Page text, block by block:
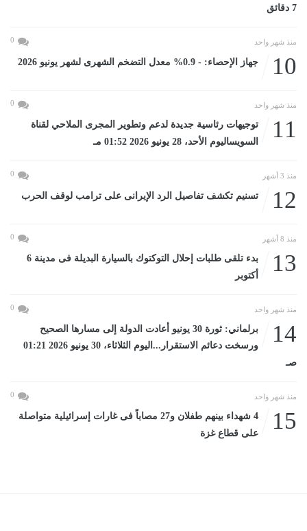
7 دقائق
منذ شهر واحد 0
10 جهاز الإحصاء: - 0.9% معدل التضخم الشهرى لشهر يونيو 2026
منذ شهر واحد 0
11
توجيهات رئاسية جديدة لدعم وتطوير المجرى الملاحي لقناة
السويساليوم الأحد، 28 يونيو 2026 01:52 مـ
منذ 3 أشهر 0
12 تسنيم تكشف تفاصيل الرد الإيرانى على ترامب لوقف الحرب
منذ 8 أشهر 0
13
بدء تلقى طلبات إحلال التوكتوك بالسيارة البديلة فى مدينة 6
أكتوبر
منذ شهر واحد 0
14
برلماني: ثورة 30 يونيو أعادت الدولة إلى مسارها الصحيح
ورسخت دعائم الاستقرار...اليوم الثلاثاء، 30 يونيو 2026 01:21
صـ
منذ شهر واحد 0
15
4 شهداء بينهم طفلان و27 مصاباً فى غارات إسرائيلية متواصلة
على قطاع غزة